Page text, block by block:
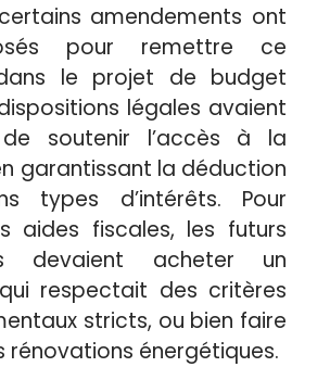
amendements ont
pour remettre ce
le projet de budget
légales avaient
soutenir l’accès à la
garantissant la déduction
types d’intérêts. Pour
aides fiscales, les futurs
devaient acheter un
respectait des critères
stricts, ou bien faire
rénovations énergétiques.